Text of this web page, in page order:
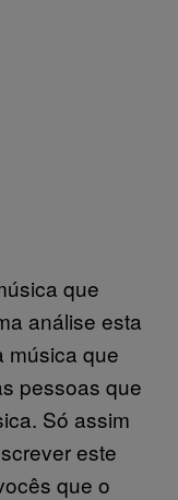
que
análise esta
música que
pessoas que
Só assim
este
que o